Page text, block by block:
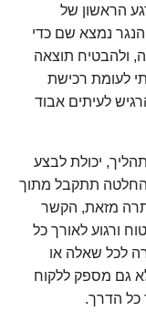
הראשון של
נמצא שם כדי
ולהבטיח תוצאה
לעומת רכישת
לעיתים אבוד
יכולת לבצע
החלטה תתקבל מתוך
מזאת, הקשר
ורגוע לאורך כל
לכל שאלה או
גם מספק ללקוח
כל הדרך.